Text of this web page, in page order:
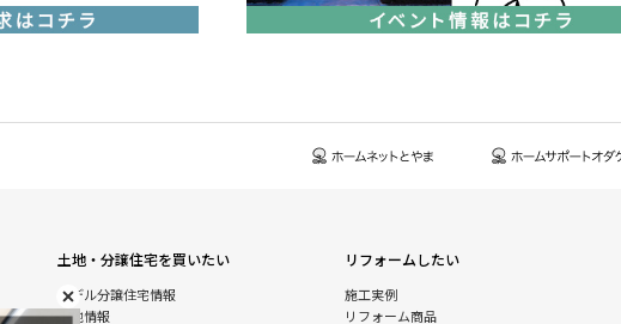
土地・分譲住宅を買いたい
モデル分譲住宅情報
土地情報
リフォームしたい
施工実例
リフォーム商品